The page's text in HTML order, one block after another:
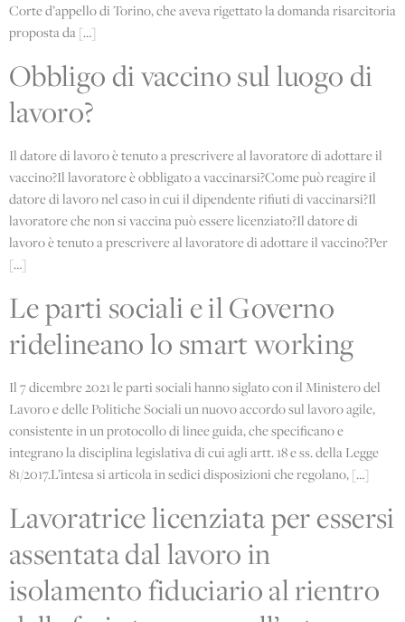
Corte d’appello di Torino, che aveva rigettato la domanda risarcitoria
proposta da […]
Obbligo di vaccino sul luogo di
lavoro?
Il datore di lavoro è tenuto a prescrivere al lavoratore di adottare il
vaccino?Il lavoratore è obbligato a vaccinarsi?Come può reagire il
datore di lavoro nel caso in cui il dipendente rifiuti di vaccinarsi?Il
lavoratore che non si vaccina può essere licenziato?Il datore di
lavoro è tenuto a prescrivere al lavoratore di adottare il vaccino?Per
[…]
Le parti sociali e il Governo
ridelineano lo smart working
Il 7 dicembre 2021 le parti sociali hanno siglato con il Ministero del
Lavoro e delle Politiche Sociali un nuovo accordo sul lavoro agile,
consistente in un protocollo di linee guida, che specificano e
integrano la disciplina legislativa di cui agli artt. 18 e ss. della Legge
81/2017.L’intesa si articola in sedici disposizioni che regolano, […]
Lavoratrice licenziata per essersi
assentata dal lavoro in
isolamento fiduciario al rientro